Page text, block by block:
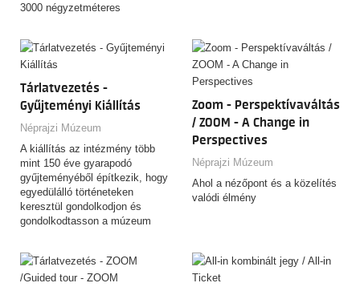
3000 négyzetméteres
műtárggyal találkozhatnak a
látogatók.
a 153 éves Néprajzi Múzeum
rejtett történeteit és
érdekességeit ismerheted
meg!
FONTOS! Az egyes alkalmak
kölünböző témákban kínálnak
tárlatvezetést. Erről alább
tájékozódhat!
Tárlatvezetés -
Gyűjteményi Kiállítás
Néprajzi Múzeum
A kiállítás az intézmény több
mint 150 éve gyarapodó
gyűjteményéből építkezik, hogy
egyedülálló történeteken
keresztül gondolkodjon és
gondolkodtasson a múzeum
Zoom - Perspektívaváltás
/ ZOOM - A Change in
Perspectives
Néprajzi Múzeum
Ahol a nézőpont és a közelítés
valódi élmény